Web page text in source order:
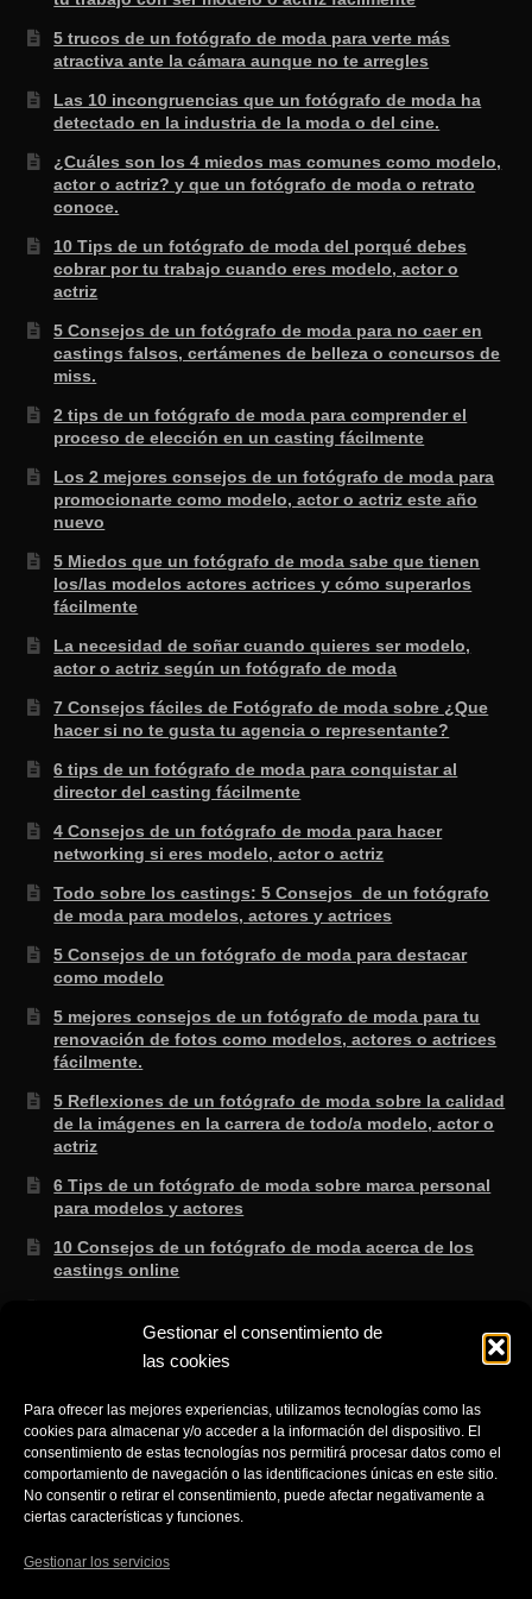
Gestionar el consentimiento de
las cookies
Para ofrecer las mejores experiencias, utilizamos tecnologías como las
cookies para almacenar y/o acceder a la información del dispositivo. El
consentimiento de estas tecnologías nos permitirá procesar datos como el
comportamiento de navegación o las identificaciones únicas en este sitio.
No consentir o retirar el consentimiento, puede afectar negativamente a
ciertas características y funciones.
Gestionar los servicios
5 trucos de un fotógrafo de moda para verte más
atractiva ante la cámara aunque no te arregles
Las 10 incongruencias que un fotógrafo de moda ha
detectado en la industria de la moda o del cine.
¿Cuáles son los 4 miedos mas comunes como modelo,
actor o actriz? y que un fotógrafo de moda o retrato
conoce.
10 Tips de un fotógrafo de moda del porqué debes
cobrar por tu trabajo cuando eres modelo, actor o
actriz
5 Consejos de un fotógrafo de moda para no caer en
castings falsos, certámenes de belleza o concursos de
miss.
2 tips de un fotógrafo de moda para comprender el
proceso de elección en un casting fácilmente
Los 2 mejores consejos de un fotógrafo de moda para
promocionarte como modelo, actor o actriz este año
nuevo
5 Miedos que un fotógrafo de moda sabe que tienen
los/las modelos actores actrices y cómo superarlos
fácilmente
La necesidad de soñar cuando quieres ser modelo,
actor o actriz según un fotógrafo de moda
7 Consejos fáciles de Fotógrafo de moda sobre ¿Que
hacer si no te gusta tu agencia o representante?
6 tips de un fotógrafo de moda para conquistar al
director del casting fácilmente
4 Consejos de un fotógrafo de moda para hacer
networking si eres modelo, actor o actriz
Todo sobre los castings: 5 Consejos de un fotógrafo
de moda para modelos, actores y actrices
5 Consejos de un fotógrafo de moda para destacar
como modelo
5 mejores consejos de un fotógrafo de moda para tu
renovación de fotos como modelos, actores o actrices
fácilmente.
5 Reflexiones de un fotógrafo de moda sobre la calidad
de la imágenes en la carrera de todo/a modelo, actor o
actriz
6 Tips de un fotógrafo de moda sobre marca personal
para modelos y actores
10 Consejos de un fotógrafo de moda acerca de los
castings online
enseñan en la escuela.
8 consejos de un fotógrafo de moda para saber si lo
3 Trucos de un fotógrafo de moda para aprender a
gestionar el NO fácilmente cuando eres modelo.